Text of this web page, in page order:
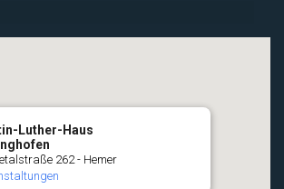
Luther-Haus
262 - Hemer